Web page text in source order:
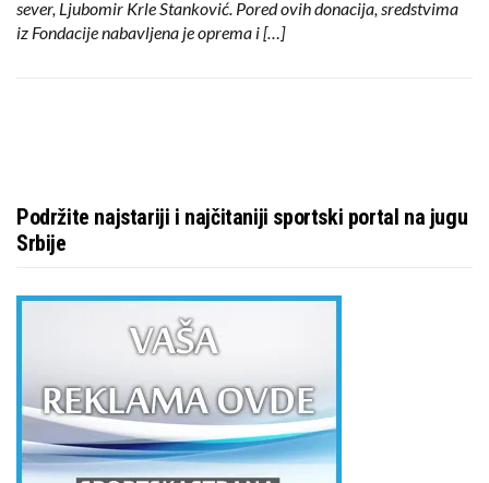
sever, Ljubomir Krle Stanković. Pored ovih donacija, sredstvima
iz Fondacije nabavljena je oprema i […]
Podržite najstariji i najčitaniji sportski portal na jugu
Srbije